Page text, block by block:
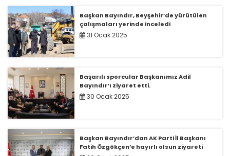
Başkan Bayındır, Beyşehir’de yürütülen
çalışmaları yerinde inceledi
31 Ocak 2025
Başarılı sporcular Başkanımız Adil
Bayındır’ı ziyaret etti.
30 Ocak 2025
Başkan Bayındır’dan AK Parti İl Başkanı
Fatih Özgökçen’e hayırlı olsun ziyareti